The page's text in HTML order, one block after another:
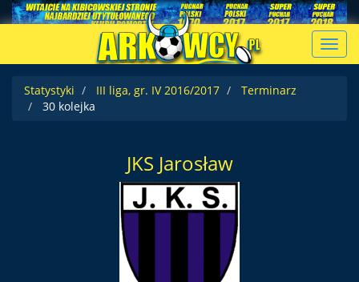
Statystyki
III liga, gr. IV 2016/2017
Terminarz
30 kolejka
JKS Jarosław